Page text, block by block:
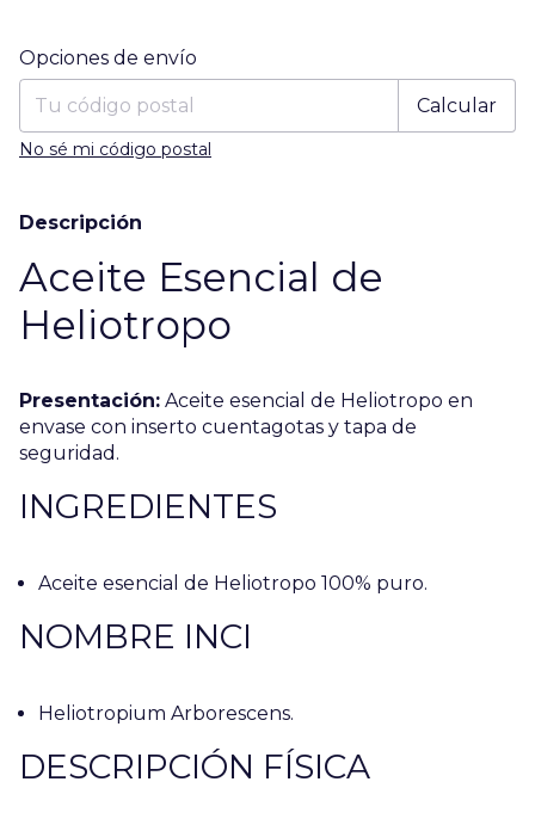
Entregas para el CP:
Opciones de envío
Calcular
No sé mi código postal
Descripción
Aceite Esencial de
Heliotropo
Presentación: Aceite esencial de Heliotropo en
envase con inserto cuentagotas y tapa de
seguridad.
INGREDIENTES
Aceite esencial de Heliotropo 100% puro.
NOMBRE INCI
Heliotropium Arborescens.
DESCRIPCIÓN FÍSICA